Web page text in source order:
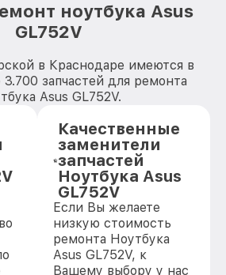
ноутбука Asus
GL752V
в Краснодаре имеются в
3.700 запчастей для ремонта
Asus GL752V.
Качественные
заменители
запчастей
Ноутбука Asus
GL752V
Если Вы желаете
низкую стоимость
ремонта Ноутбука
Asus GL752V, к
Вашему выбору у нас